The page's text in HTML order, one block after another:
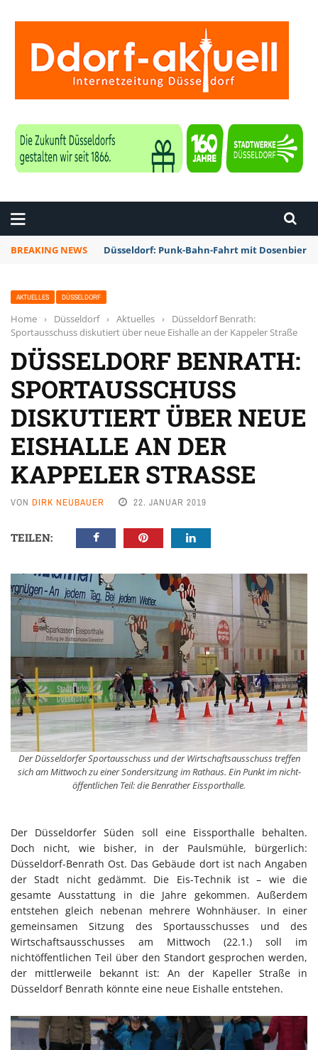
BREAKING NEWS Düsseldorf: Punk-Bahn-Fahrt mit Dosenbier
AKTUELLES DÜSSELDORF
Home › Düsseldorf › Aktuelles ›
Düsseldorf Benrath:
Sportausschuss diskutiert über neue Eishalle an der Kappeler Straße
DÜSSELDORF BENRATH:
SPORTAUSSCHUSS
DISKUTIERT ÜBER NEUE
EISHALLE AN DER
KAPPELER STRASSE
VON DIRK NEUBAUER 22. JANUAR 2019
TEILEN:
Der Düsseldorfer Sportausschuss und der Wirtschaftsausschuss treffen
sich am Mittwoch zu einer Sondersitzung im Rathaus. Ein Punkt im nicht-
öffentlichen Teil: die Benrather Eissporthalle.
Der Düsseldorfer Süden soll eine Eissporthalle behalten.
Doch nicht, wie bisher, in der Paulsmühle, bürgerlich:
Düsseldorf-Benrath Ost. Das Gebäude dort ist nach Angaben
der Stadt nicht gedämmt. Die Eis-Technik ist – wie die
gesamte Ausstattung in die Jahre gekommen. Außerdem
entstehen gleich nebenan mehrere Wohnhäuser. In einer
gemeinsamen Sitzung des Sportausschusses und des
Wirtschaftsausschusses am Mittwoch (22.1.) soll im
nichtöffentlichen Teil über den Standort gesprochen werden,
der mittlerweile bekannt ist: An der Kapeller Straße in
Düsseldorf Benrath könnte eine neue Eishalle entstehen.